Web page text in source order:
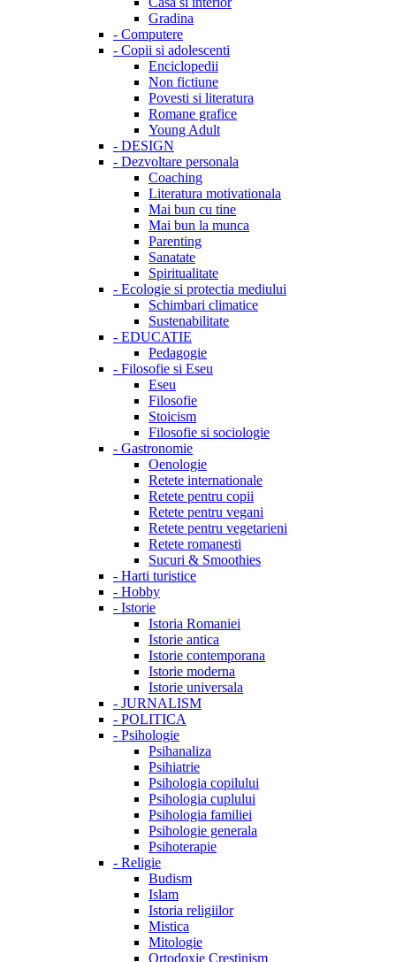
Gradina
- Computere
- Copii si adolescenti
Enciclopedii
Non fictiune
Povesti si literatura
Romane grafice
Young Adult
- DESIGN
- Dezvoltare personala
Coaching
Literatura motivationala
Mai bun cu tine
Mai bun la munca
Parenting
Sanatate
Spiritualitate
- Ecologie si protectia mediului
Schimbari climatice
Sustenabilitate
- EDUCATIE
Pedagogie
- Filosofie si Eseu
Eseu
Filosofie
Stoicism
Filosofie si sociologie
- Gastronomie
Oenologie
Retete internationale
Retete pentru copii
Retete pentru vegani
Retete pentru vegetarieni
Retete romanesti
Sucuri & Smoothies
- Harti turistice
- Hobby
- Istorie
Istoria Romaniei
Istorie antica
Istorie contemporana
Istorie moderna
Istorie universala
- JURNALISM
- POLITICA
- Psihologie
Psihanaliza
Psihiatrie
Psihologia copilului
Psihologia cuplului
Psihologia familiei
Psihologie generala
Psihoterapie
- Religie
Budism
Islam
Istoria religiilor
Mistica
Mitologie
Ortodoxie Crestinism